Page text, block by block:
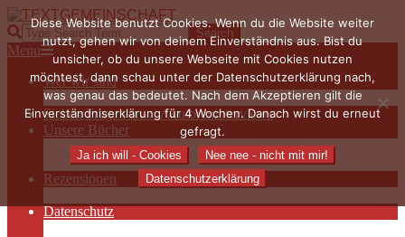
Skip
to
content
TEXTGEMEINSCHAFT
Search
Primary
Navigation
Menu
Menu
Wer wir sind
Die Hauptakteurinnen
Sieben Fragen an… / Autoreninterviews
Unsere Bücher
Autorenservices
Autorenprofile
Rezensionen
Datenschutz
Diese Website benutzt Cookies. Wenn du die Website weiter
nutzt, gehen wir von deinem Einverständnis aus. Bist du
unsicher, ob du unsere Webseite mit Cookies nutzen
möchtest, dann schau unter der Datenschutzerklärung nach,
was genau das bedeutet. Nach dem Akzeptieren gilt die
Einverständniserklärung für 4 Wochen. Danach wirst du erneut
gefragt.
Ja ich will - Cookies
Nee nee - nicht mit mir!
Datenschutzerklärung